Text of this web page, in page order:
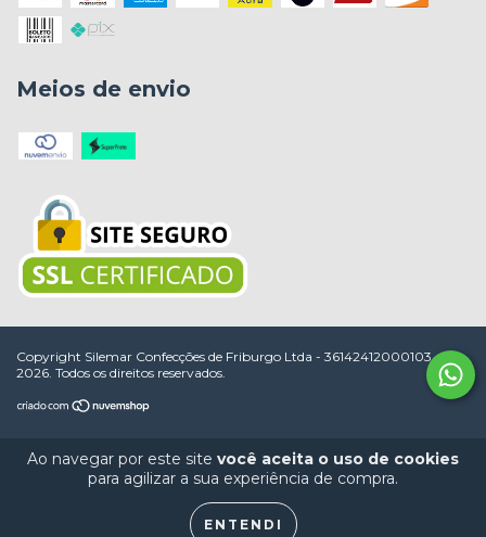
Ao navegar por este site você aceita o uso de cookies
para agilizar a sua experiência de compra.
ENTENDI
Meios de envio
Copyright Silemar Confecções de Friburgo Ltda - 36142412000103 -
2026. Todos os direitos reservados.